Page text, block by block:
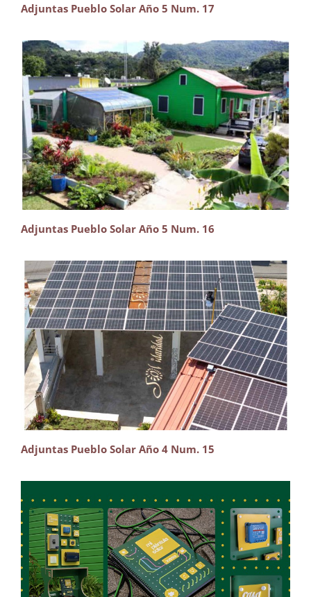
Adjuntas Pueblo Solar Año 5 Num. 17
Adjuntas Pueblo Solar Año 5 Num. 16
Adjuntas Pueblo Solar Año 4 Num. 15